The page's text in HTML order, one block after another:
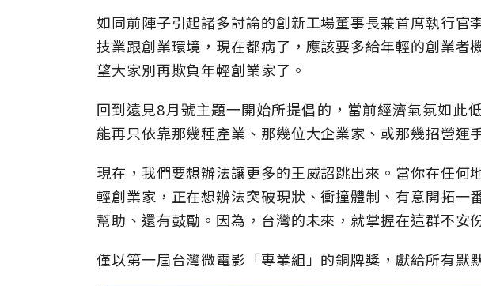
如同前陣子引起諸多討論的創新工場董事長兼首席執行官
技業跟創業環境，現在都病了，應該要多給年輕的創業者
望大家別再欺負年輕創業家了。
回到遠見8月號主題一開始所提倡的，當前經濟氣氛如此
能再只依靠那幾種產業、那幾位大企業家、或那幾招營運
現在，我們要想辦法讓更多的王威詔跳出來。當你在任何
輕創業家，正在想辦法突破現狀、衝撞體制、有意開拓一
幫助、還有鼓勵。因為，台灣的未來，就掌握在這群不安
僅以第一屆台灣微電影「專業組」的銅牌獎，獻給所有默